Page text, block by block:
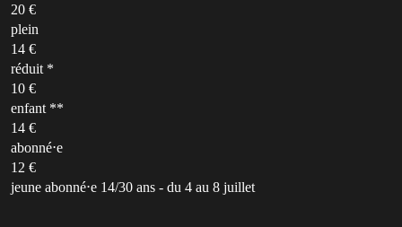
20 €
plein
14 €
réduit *
10 €
enfant **
14 €
abonné⋅e
12 €
jeune abonné⋅e 14/30 ans - du 4 au 8 juillet